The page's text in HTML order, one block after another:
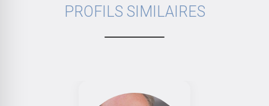
PROFILS SIMILAIRES